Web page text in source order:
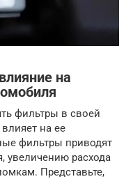
на
фильтры в своей
на ее
фильтры приводят
увеличению расхода
Представьте,